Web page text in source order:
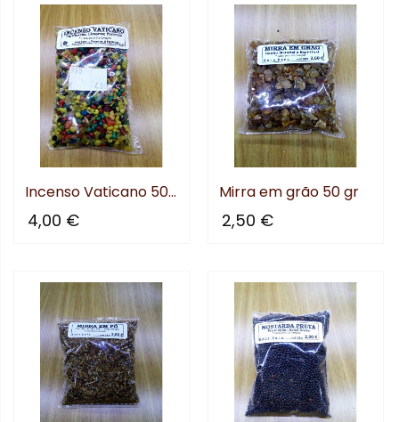
Incenso Vaticano 50 gr
4,00 €
Mirra em grão 50 gr
2,50 €